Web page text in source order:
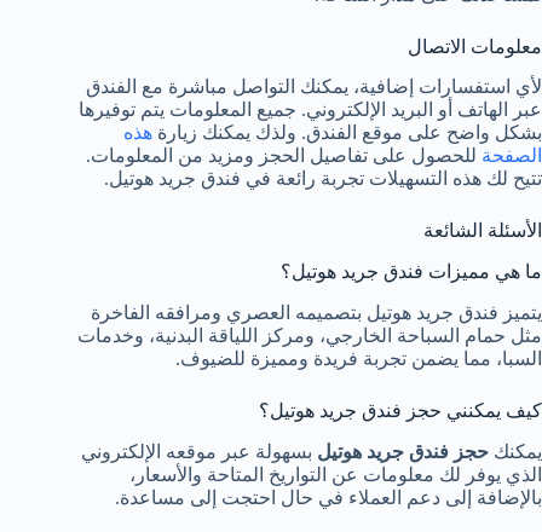
معلومات الاتصال
لأي استفسارات إضافية، يمكنك التواصل مباشرة مع الفندق
عبر الهاتف أو البريد الإلكتروني. جميع المعلومات يتم توفيرها
بشكل واضح على موقع الفندق. ولذك يمكنك زيارة هذه
الصفحة للحصول على تفاصيل الحجز ومزيد من المعلومات.
تتيح لك هذه التسهيلات تجربة رائعة في فندق جريد هوتيل.
الأسئلة الشائعة
ما هي مميزات فندق جريد هوتيل؟
يتميز فندق جريد هوتيل بتصميمه العصري ومرافقه الفاخرة
مثل حمام السباحة الخارجي، ومركز اللياقة البدنية، وخدمات
السبا، مما يضمن تجربة فريدة ومميزة للضيوف.
كيف يمكنني حجز فندق جريد هوتيل؟
يمكنك حجز فندق جريد هوتيل بسهولة عبر موقعه الإلكتروني
الذي يوفر لك معلومات عن التواريخ المتاحة والأسعار،
بالإضافة إلى دعم العملاء في حال احتجت إلى مساعدة.